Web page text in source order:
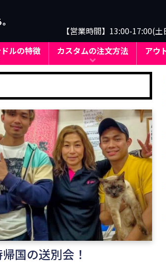
【営業時間】13:00-17:00(
ルの特徴 カスタムの注文方法 アウ
国の送別会！